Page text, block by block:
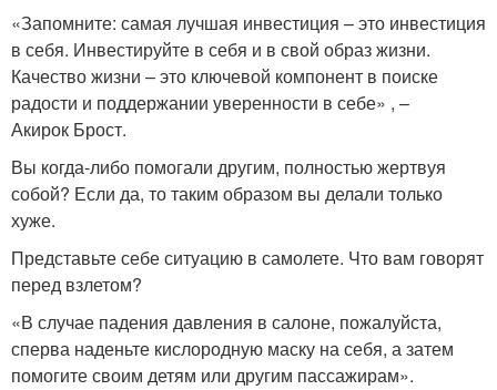
«Запомните: самая лучшая инвестиция – это инвестиция
в себя. Инвестируйте в себя и в свой образ жизни.
Качество жизни – это ключевой компонент в поиске
радости и поддержании уверенности в себе» , –
Акирок Брост.
Вы когда-либо помогали другим, полностью жертвуя
собой? Если да, то таким образом вы делали только
хуже.
Представьте себе ситуацию в самолете. Что вам говорят
перед взлетом?
«В случае падения давления в салоне, пожалуйста,
сперва наденьте кислородную маску на себя, а затем
помогите своим детям или другим пассажирам».